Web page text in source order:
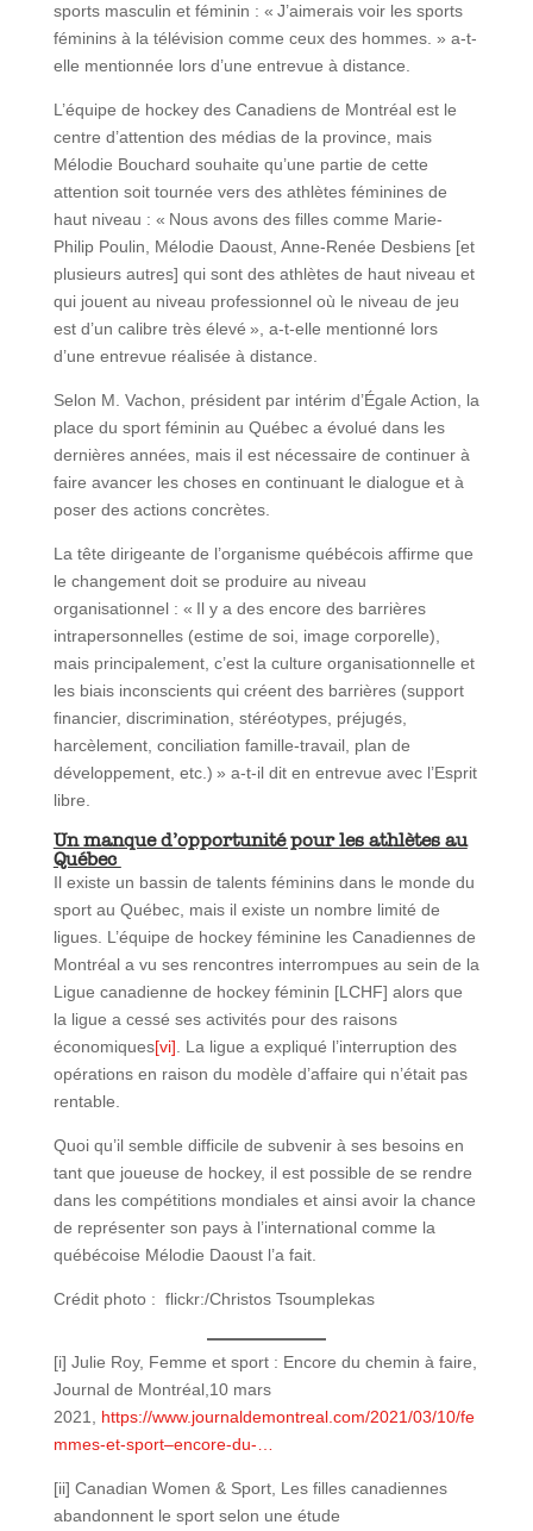
sports masculin et féminin : « J’aimerais voir les sports
féminins à la télévision comme ceux des hommes. » a-t-
elle mentionnée lors d’une entrevue à distance.
L’équipe de hockey des Canadiens de Montréal est le
centre d’attention des médias de la province, mais
Mélodie Bouchard souhaite qu’une partie de cette
attention soit tournée vers des athlètes féminines de
haut niveau : « Nous avons des filles comme Marie-
Philip Poulin, Mélodie Daoust, Anne-Renée Desbiens [et
plusieurs autres] qui sont des athlètes de haut niveau et
qui jouent au niveau professionnel où le niveau de jeu
est d’un calibre très élevé », a-t-elle mentionné lors
d’une entrevue réalisée à distance.
Selon M. Vachon, président par intérim d’Égale Action, la
place du sport féminin au Québec a évolué dans les
dernières années, mais il est nécessaire de continuer à
faire avancer les choses en continuant le dialogue et à
poser des actions concrètes.
La tête dirigeante de l’organisme québécois affirme que
le changement doit se produire au niveau
organisationnel : « Il y a des encore des barrières
intrapersonnelles (estime de soi, image corporelle),
mais principalement, c’est la culture organisationnelle et
les biais inconscients qui créent des barrières (support
financier, discrimination, stéréotypes, préjugés,
harcèlement, conciliation famille-travail, plan de
développement, etc.) » a-t-il dit en entrevue avec l’Esprit
libre.
Un manque d’opportunité pour les athlètes au
Québec
Il existe un bassin de talents féminins dans le monde du
sport au Québec, mais il existe un nombre limité de
ligues. L’équipe de hockey féminine les Canadiennes de
Montréal a vu ses rencontres interrompues au sein de la
Ligue canadienne de hockey féminin [LCHF] alors que
la ligue a cessé ses activités pour des raisons
économiques[vi] . La ligue a expliqué l’interruption des
opérations en raison du modèle d’affaire qui n’était pas
rentable.
Quoi qu’il semble difficile de subvenir à ses besoins en
tant que joueuse de hockey, il est possible de se rendre
dans les compétitions mondiales et ainsi avoir la chance
de représenter son pays à l’international comme la
québécoise Mélodie Daoust l’a fait.
Crédit photo : flickr:/Christos Tsoumplekas
[i] Julie Roy, Femme et sport : Encore du chemin à faire,
Journal de Montréal,10 mars
2021, https://www.journaldemontreal.com/2021/03/10/fe
mmes-et-sport–encore-du-…
[ii] Canadian Women & Sport, Les filles canadiennes
abandonnent le sport selon une étude